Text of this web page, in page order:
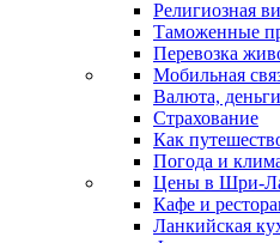
Религиозная
Таможенные
Перевозка
Мобильная
Валюта, деньги
Страхование
Как
Погода и
Цены в Шри-
Кафе и
Ланкийская